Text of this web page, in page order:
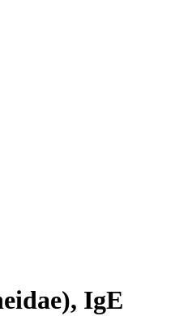
IgE